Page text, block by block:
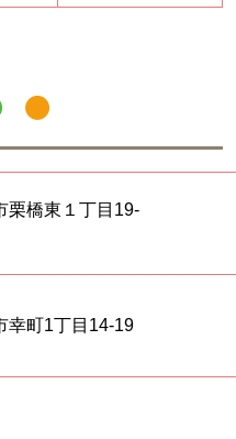
栗橋東１丁目19-
幸町1丁目14-19